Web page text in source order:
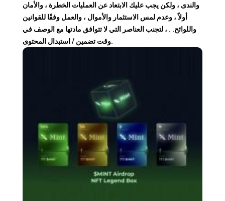
والندى ، ولكن يجب عليك الابتعاد عن العمليات الخطرة ، والأمان
أولاً ، وعدم لمس الاستثمار والأموال ، والعمل وفقًا للقوانين
واللوائح. . ، لتجنب العناصر التي لا تتوافق مادتها مع الوصف في
وقت تضمين / استبدال المحتوى.